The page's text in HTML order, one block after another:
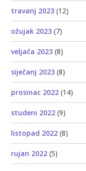
travanj 2023 (12)
ožujak 2023 (7)
veljača 2023 (8)
siječanj 2023 (8)
prosinac 2022 (14)
studeni 2022 (9)
listopad 2022 (8)
rujan 2022 (5)